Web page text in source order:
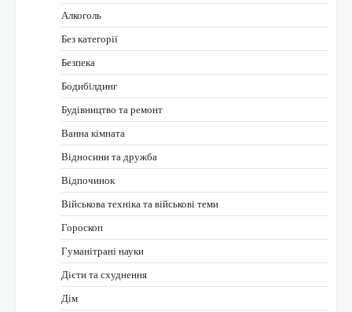
Алкоголь
Без категорії
Безпека
Бодибілдинг
Будівництво та ремонт
Ванна кімната
Відносини та дружба
Відпочинок
Військова техніка та військові теми
Гороскоп
Гуманітрані науки
Дієти та схуднення
Дім